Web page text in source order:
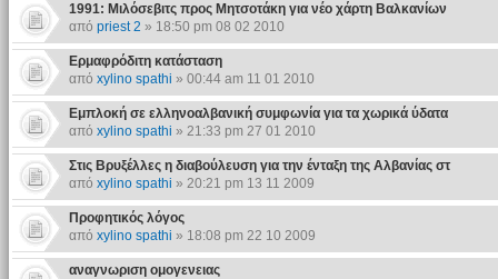
1991: Μιλόσεβιτς προς Μητσοτάκη για νέο χάρτη Βαλκανίων
από priest 2 » 18:50 pm 08 02 2010
Ερμαφρόδιτη κατάσταση
από xylino spathi » 00:44 am 11 01 2010
Εμπλοκή σε ελληνοαλβανική συμφωνία για τα χωρικά ύδατα
από xylino spathi » 21:33 pm 27 01 2010
Στις Βρυξέλλες η διαβούλευση για την ένταξη της Αλβανίας στ
από xylino spathi » 20:21 pm 13 11 2009
Προφητικός λόγος
από xylino spathi » 18:08 pm 22 10 2009
αναγνωριση ομογενειας